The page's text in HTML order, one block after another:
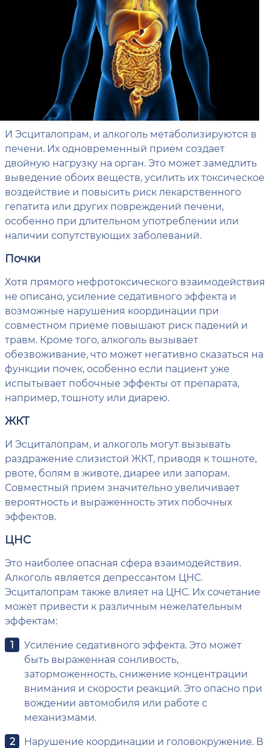
И Эсциталопрам, и алкоголь метаболизируются в
печени. Их одновременный прием создает
двойную нагрузку на орган. Это может замедлить
выведение обоих веществ, усилить их токсическое
воздействие и повысить риск лекарственного
гепатита или других повреждений печени,
особенно при длительном употреблении или
наличии сопутствующих заболеваний.
Почки
Хотя прямого нефротоксического взаимодействия
не описано, усиление седативного эффекта и
возможные нарушения координации при
совместном приеме повышают риск падений и
травм. Кроме того, алкоголь вызывает
обезвоживание, что может негативно сказаться на
функции почек, особенно если пациент уже
испытывает побочные эффекты от препарата,
например, тошноту или диарею.
ЖКТ
И Эсциталопрам, и алкоголь могут вызывать
раздражение слизистой ЖКТ, приводя к тошноте,
рвоте, болям в животе, диарее или запорам.
Совместный прием значительно увеличивает
вероятность и выраженность этих побочных
эффектов.
ЦНС
Это наиболее опасная сфера взаимодействия.
Алкоголь является депрессантом ЦНС.
Эсциталопрам также влияет на ЦНС. Их сочетание
может привести к различным нежелательным
эффектам:
Усиление седативного эффекта. Это может
быть выраженная сонливость,
заторможенность, снижение концентрации
внимания и скорости реакций. Это опасно при
вождении автомобиля или работе с
механизмами.
Нарушение координации и головокружение. В